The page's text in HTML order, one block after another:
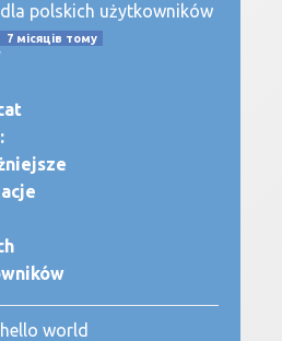
dla polskich użytkowników
7 місяців тому
hello world